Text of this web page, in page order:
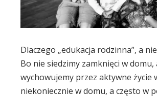
Dlaczego „edukacja rodzinna”, a
Bo nie siedzimy zamknięci w domu,
wychowujemy przez aktywne życie
niekoniecznie w domu, a często w